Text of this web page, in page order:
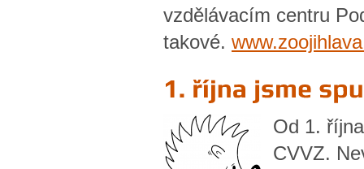
vzdělávacím centru
takové.
Od 1.
CVVZ.